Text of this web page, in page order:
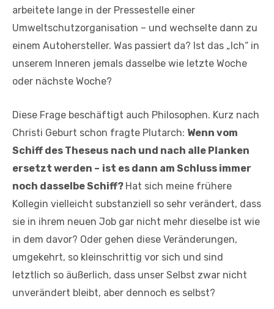
arbeitete lange in der Pressestelle einer
Umweltschutzorganisation – und wechselte dann zu
einem Autohersteller. Was passiert da? Ist das „Ich“ in
unserem Inneren jemals dasselbe wie letzte Woche
oder nächste Woche?
Diese Frage beschäftigt auch Philosophen. Kurz nach
Christi Geburt schon fragte Plutarch: Wenn vom
Schiff des Theseus nach und nach alle Planken
ersetzt werden – ist es dann am Schluss immer
noch dasselbe Schiff? Hat sich meine frühere
Kollegin vielleicht substanziell so sehr verändert, dass
sie in ihrem neuen Job gar nicht mehr dieselbe ist wie
in dem davor? Oder gehen diese Veränderungen,
umgekehrt, so kleinschrittig vor sich und sind
letztlich so äußerlich, dass unser Selbst zwar nicht
unverändert bleibt, aber dennoch es selbst?